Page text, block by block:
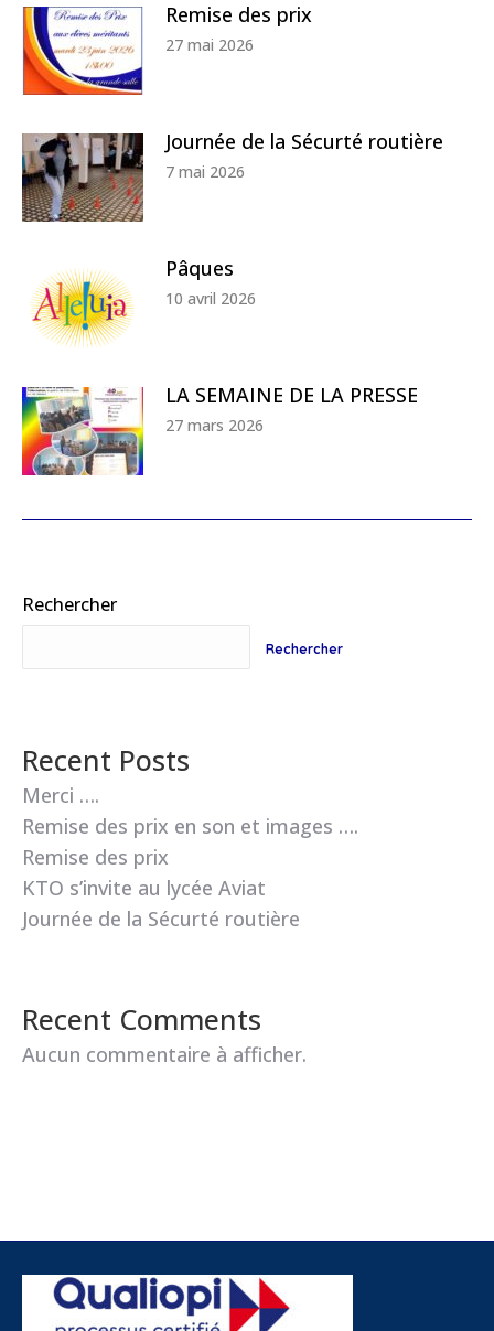
Remise des prix
27 mai 2026
Journée de la Sécurté routière
7 mai 2026
Pâques
10 avril 2026
LA SEMAINE DE LA PRESSE
27 mars 2026
Rechercher
Rechercher
Recent Posts
Merci ….
Remise des prix en son et images ….
Remise des prix
KTO s’invite au lycée Aviat
Journée de la Sécurté routière
Recent Comments
Aucun commentaire à afficher.